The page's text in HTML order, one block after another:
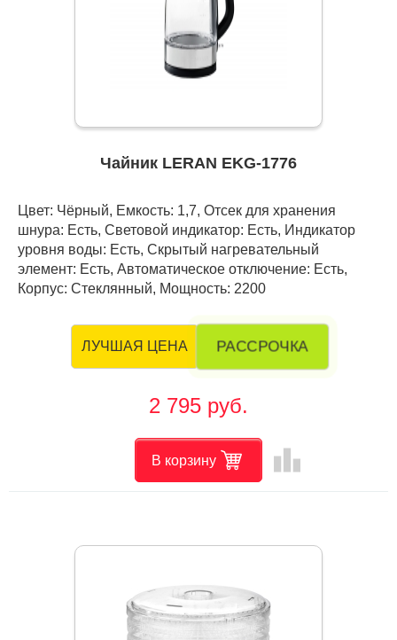
Чайник LERAN EKG-1776
Цвет: Чёрный, Емкость: 1,7, Отсек для хранения
шнура: Есть, Световой индикатор: Есть, Индикатор
уровня воды: Есть, Скрытый нагревательный
элемент: Есть, Автоматическое отключение: Есть,
Корпус: Стеклянный, Мощность: 2200
ЛУЧШАЯ ЦЕНА РАССРОЧКА
2 795 руб.
В корзину leaderboard